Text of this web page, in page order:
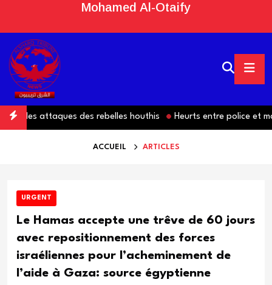
Mohamed Al-Otaify
des attaques des rebelles houthis Heurts entre police et
ACCUEIL ARTICLES
URGENT
Le Hamas accepte une trêve de 60 jours
avec repositionnement des forces
israéliennes pour l’acheminement de
l’aide à Gaza: source égyptienne